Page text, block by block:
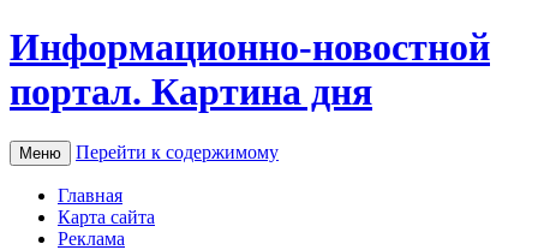
Информационно-новостной
портал. Картина дня
Меню Перейти к содержимому
Главная
Карта сайта
Реклама